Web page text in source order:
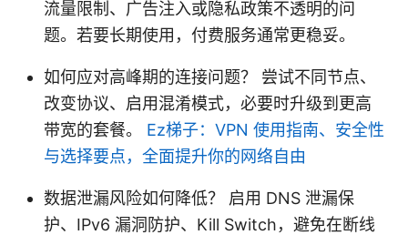
流量限制、广告注入或隐私政策不透明的问
题。若要长期使用，付费服务通常更稳妥。
如何应对高峰期的连接问题？ 尝试不同节点、
改变协议、启用混淆模式，必要时升级到更高
带宽的套餐。 Ez梯子：VPN 使用指南、安全性
与选择要点，全面提升你的网络自由
数据泄漏风险如何降低？ 启用 DNS 泄漏保
护、IPv6 漏洞防护、Kill Switch，避免在断线